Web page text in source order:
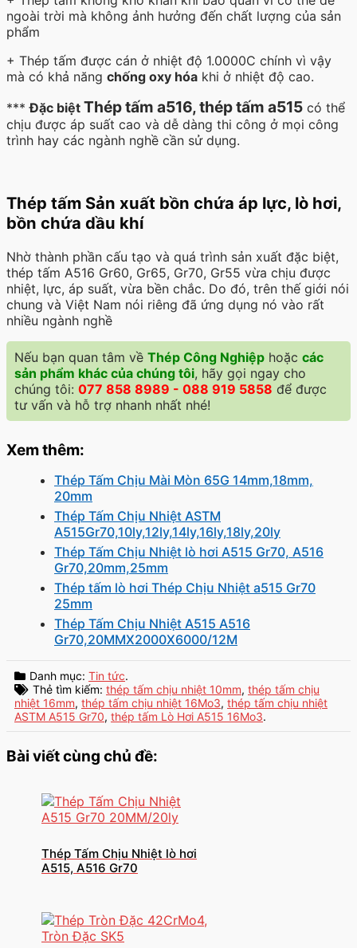
ngoài trời mà không ảnh hưởng đến chất lượng của sản
phẩm
+ Thép tấm được cán ở nhiệt độ 1.0000C chính vì vậy
mà có khả năng chống oxy hóa khi ở nhiệt độ cao.
***Đặc biệt Thép tấm a516, thép tấm a515 có thể
chịu được áp suất cao và dễ dàng thi công ở mọi công
trình hay các ngành nghề cần sử dụng.
Thép tấm Sản xuất bồn chứa áp lực, lò hơi,
bồn chứa dầu khí
Nhờ thành phần cấu tạo và quá trình sản xuất đặc biệt,
thép tấm A516 Gr60, Gr65, Gr70, Gr55 vừa chịu được
nhiệt, lực, áp suất, vừa bền chắc. Do đó, trên thế giới nói
chung và Việt Nam nói riêng đã ứng dụng nó vào rất
nhiều ngành nghề
Nếu bạn quan tâm về Thép Công Nghiệp hoặc các
sản phẩm khác của chúng tôi, hãy gọi ngay cho
chúng tôi: 077 858 8989 - 088 919 5858 để được
tư vấn và hỗ trợ nhanh nhất nhé!
Xem thêm:
Thép Tấm Chịu Mài Mòn 65G 14mm,18mm,
20mm
Thép Tấm Chịu Nhiệt ASTM
A515Gr70,10ly,12ly,14ly,16ly,18ly,20ly
Thép Tấm Chịu Nhiệt lò hơi A515 Gr70, A516
Gr70,20mm,25mm
Thép tấm lò hơi Thép Chịu Nhiệt a515 Gr70
25mm
Thép Tấm Chịu Nhiệt A515 A516
Gr70,20MMX2000X6000/12M
Danh mục: Tin tức.
Thẻ tìm kiếm: thép tấm chịu nhiệt 10mm, thép tấm chịu
nhiệt 16mm, thép tấm chịu nhiệt 16Mo3, thép tấm chịu nhiệt
ASTM A515 Gr70, thép tấm Lò Hơi A515 16Mo3.
Bài viết cùng chủ đề:
Thép Tấm Chịu Nhiệt lò hơi
A515, A516 Gr70